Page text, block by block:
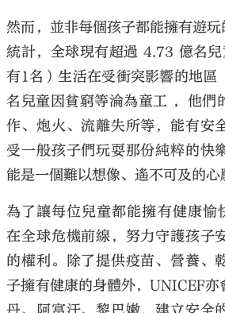
然而，並非每個孩子都能擁有遊
統計，全球現有超過 4.73 億名
有1名）生活在受衝突影響的地區
名兒童因貧窮等淪為童工 ，他們
作、炮火、流離失所等，能有安
受一般孩子們玩耍那份純粹的快
能是一個難以想像、遙不可及的心
為了讓每位兒童都能擁有健康愉
在全球危機前線，努力守護孩子
的權利。除了提供疫苗、營養、
子擁有健康的身體外， UNICEF亦